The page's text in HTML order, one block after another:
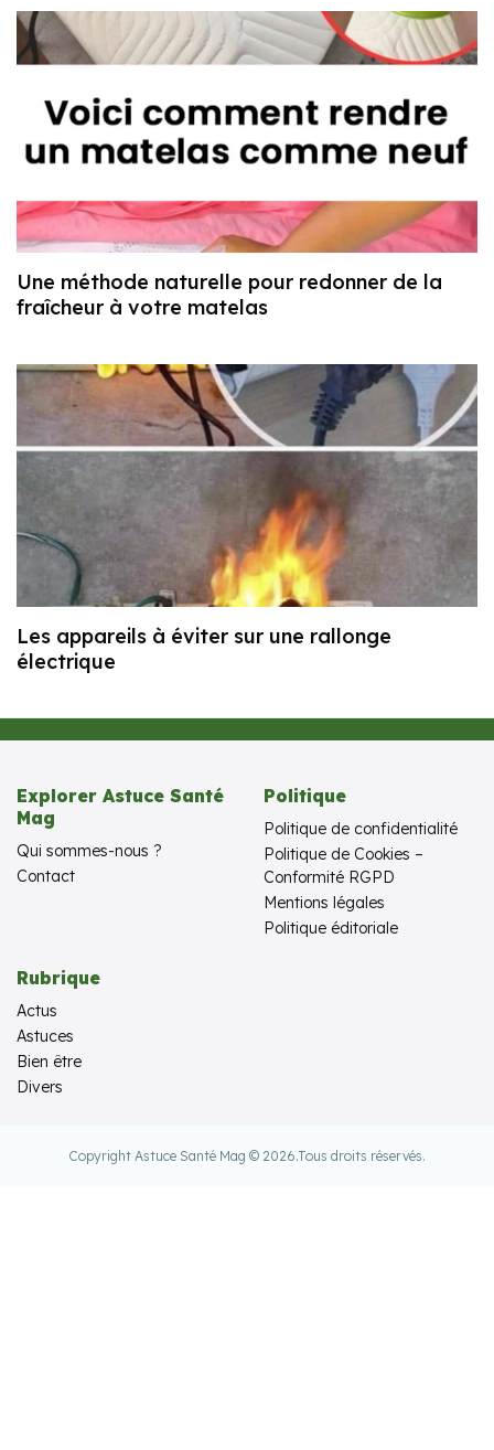
Une méthode naturelle pour redonner de la
fraîcheur à votre matelas
Les appareils à éviter sur une rallonge
électrique
Explorer Astuce Santé
Mag
Qui sommes-nous ?
Contact
Politique
Politique de confidentialité
Politique de Cookies –
Conformité RGPD
Mentions légales
Politique éditoriale
Rubrique
Actus
Astuces
Bien être
Divers
Copyright Astuce Santé Mag © 2026.Tous droits réservés.